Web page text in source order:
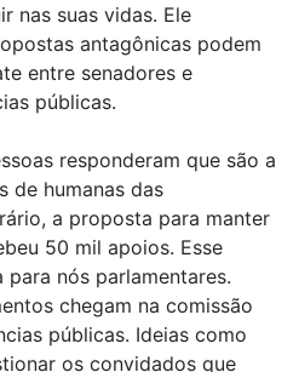
nas suas vidas. Ele
antagônicas podem
entre senadores e
públicas.
responderam que são a
de humanas das
a proposta para manter
50 mil apoios. Esse
para nós parlamentares.
chegam na comissão
públicas. Ideias como
os convidados que